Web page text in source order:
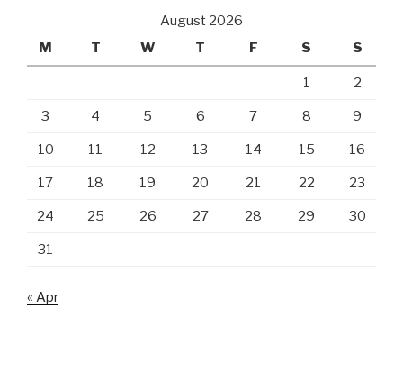
August 2026
M
T W T F S S
1 2
3 4 5 6 7 8 9
10 11 12 13 14 15 16
17 18 19 20 21 22 23
24 25 26 27 28 29 30
31
« Apr